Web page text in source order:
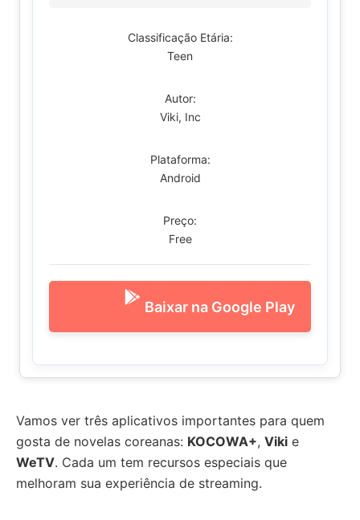
Classificação Etária:
Teen
Autor:
Viki, Inc
Plataforma:
Android
Preço:
Free
Baixar na Google Play
Vamos ver três aplicativos importantes para quem
gosta de novelas coreanas: KOCOWA+, Viki e
WeTV. Cada um tem recursos especiais que
melhoram sua experiência de streaming.